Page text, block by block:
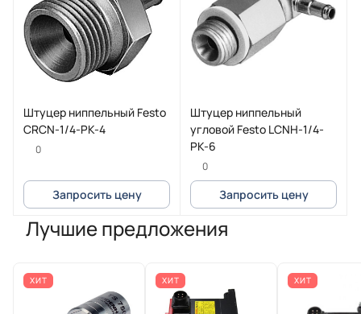
Штуцер ниппельный Festo
CRCN-1/4-PK-4
0
Запросить цену
Штуцер ниппельный
угловой Festo LCNH-1/4-
PK-6
0
Запросить цену
Лучшие предложения
ХИТ ХИТ ХИТ